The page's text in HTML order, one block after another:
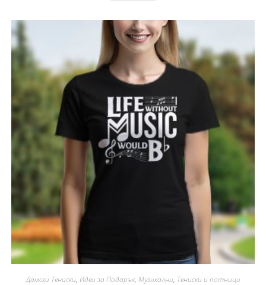
Дамски Тениски, Идеи за Подарък, Музикални, Тениски и потници